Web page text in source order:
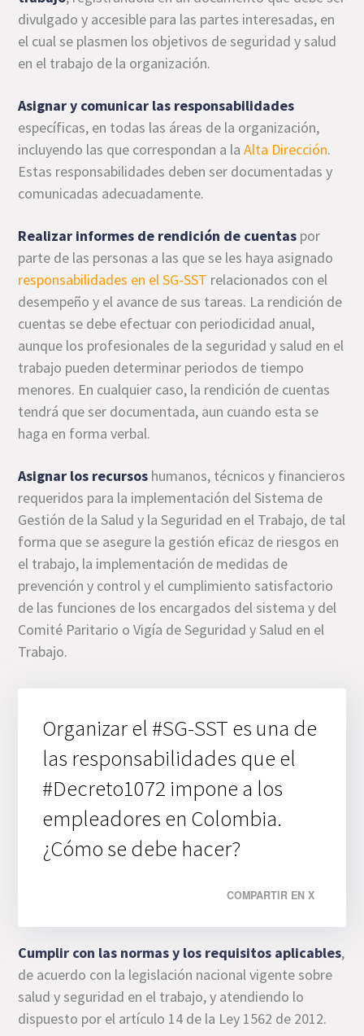
divulgado y accesible para las partes interesadas, en
el cual se plasmen los objetivos de seguridad y salud
en el trabajo de la organización.
Asignar y comunicar las responsabilidades
específicas, en todas las áreas de la organización,
incluyendo las que correspondan a laAlta Dirección.
Estas responsabilidades deben ser documentadas y
comunicadas adecuadamente.
Realizar informes de rendición de cuentas por
parte de las personas a las que se les haya asignado
responsabilidades en el SG-SST relacionados con el
desempeño y el avance de sus tareas. La rendición de
cuentas se debe efectuar con periodicidad anual,
aunque los profesionales de la seguridad y salud en el
trabajo pueden determinar periodos de tiempo
menores. En cualquier caso, la rendición de cuentas
tendrá que ser documentada, aun cuando esta se
haga en forma verbal.
Asignar los recursos humanos, técnicos y financieros
requeridos para la implementación del Sistema de
Gestión de la Salud y la Seguridad en el Trabajo, de tal
forma que se asegure la gestión eficaz de riesgos en
el trabajo, la implementación de medidas de
prevención y control y el cumplimiento satisfactorio
de las funciones de los encargados del sistema y del
Comité Paritario o Vigía de Seguridad y Salud en el
Trabajo.
Organizar el #SG-SST es una de
las responsabilidades que el
#Decreto1072 impone a los
empleadores en Colombia.
¿Cómo se debe hacer?
COMPARTIR EN X
Cumplir con las normas y los requisitos aplicables,
de acuerdo con la legislación nacional vigente sobre
salud y seguridad en el trabajo, y atendiendo lo
dispuesto por el artículo 14 de la Ley 1562 de 2012.